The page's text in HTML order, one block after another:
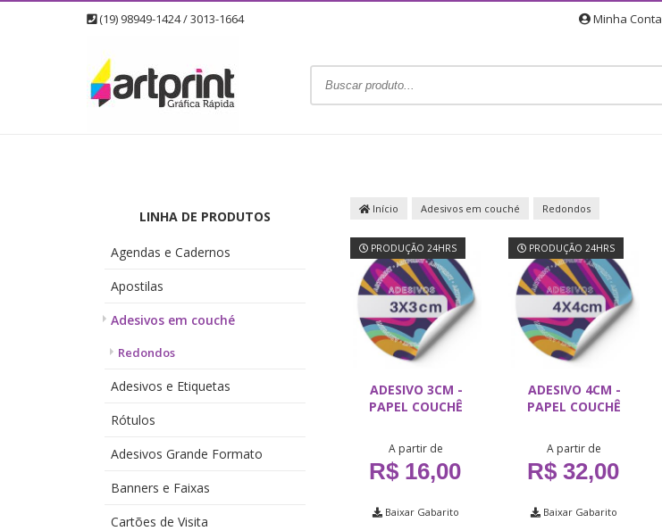
(19) 98949-1424 / 3013-1664 Minha Conta
LINHA DE PRODUTOS
Agendas e Cadernos
Apostilas
Adesivos em couché
Redondos
Adesivos e Etiquetas
Rótulos
Adesivos Grande Formato
Banners e Faixas
Cartões de Visita
Início Adesivos em couché Redondos
PRODUÇÃO 24HRS
ADESIVO 3CM -
PAPEL COUCHÊ
A partir de
R$ 16,00
Baixar Gabarito
PRODUÇÃO 24HRS
ADESIVO 4CM -
PAPEL COUCHÊ
A partir de
R$ 32,00
Baixar Gabarito